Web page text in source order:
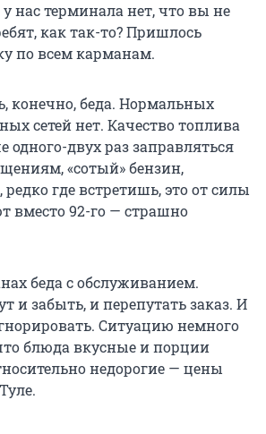
нас терминала нет, что вы не
как так-то? Пришлось
по всем карманам.
конечно, беда. Нормальных
сетей нет. Качество топлива
одного-двух раз заправляться
«сотый» бензин,
где встретишь, это от силы
вместо 92-го — страшно
беда с обслуживанием.
и забыть, и перепутать заказ. И
Ситуацию немного
блюда вкусные и порции
недорогие — цены